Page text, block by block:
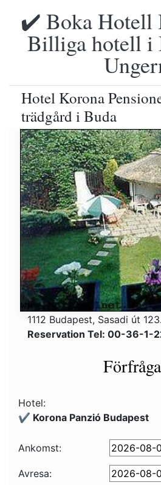
✔️ Boka Hotell
Billiga hotell i
Hotel Korona
trädgård i Buda
1112 Budapest, Sasadi út
Reservation Tel: 00-36-1-
Hotel:
✔️ Korona Panzió Budapest
Ankomst:
Avresa: